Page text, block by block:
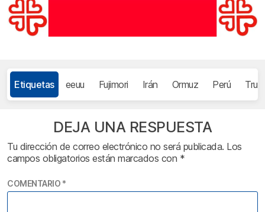
Etiquetas eeuu Fujimori Irán Ormuz Perú
DEJA UNA RESPUESTA
Tu dirección de correo electrónico no será publicada. Los
campos obligatorios están marcados con *
COMENTARIO *